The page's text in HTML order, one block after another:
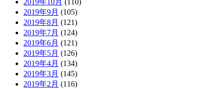
2019年9月 (105)
2019年8月 (121)
2019年7月 (124)
2019年6月 (121)
2019年5月 (126)
2019年4月 (134)
2019年3月 (145)
2019年2月 (116)